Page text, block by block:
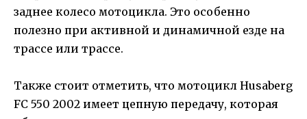
заднее колесо мотоцикла. Это особенно
полезно при активной и динамичной езде на
трассе или трассе.
Также стоит отметить, что мотоцикл Husaberg
FC 550 2002 имеет цепную передачу, которая